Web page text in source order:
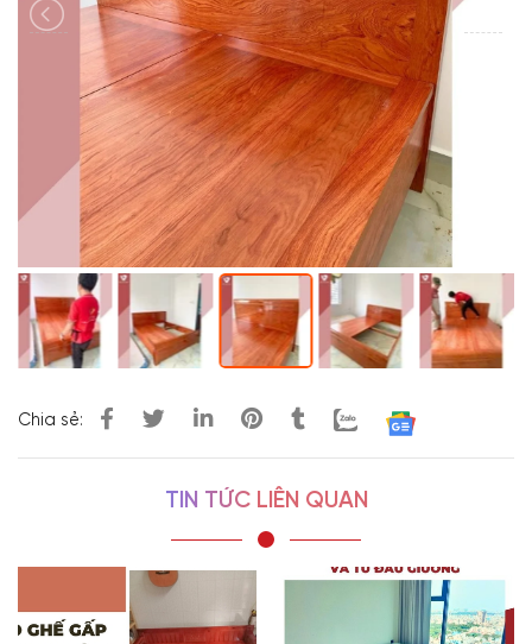
Chia sẻ:
TIN TỨC LIÊN QUAN